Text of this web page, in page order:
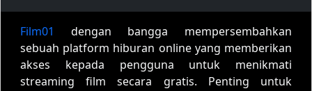
Film01
dengan bangga mempersembahkan
sebuah platform hiburan online yang memberikan
akses kepada pengguna untuk menikmati
streaming film secara gratis. Penting untuk